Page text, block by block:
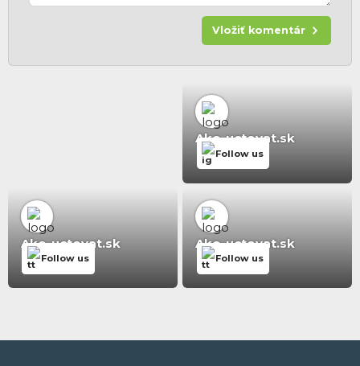
Vložiť komentár
Ako-uctovat.sk
Follow us
Ako-uctovat.sk
Follow us
Ako-uctovat.sk
Follow us